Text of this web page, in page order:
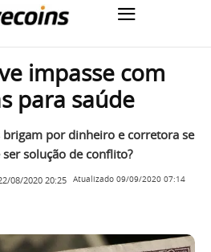
impasse com
para saúde
por dinheiro e corretora se
solução de conflito?
08/2020 20:25 Atualizado 09/09/2020 07:14